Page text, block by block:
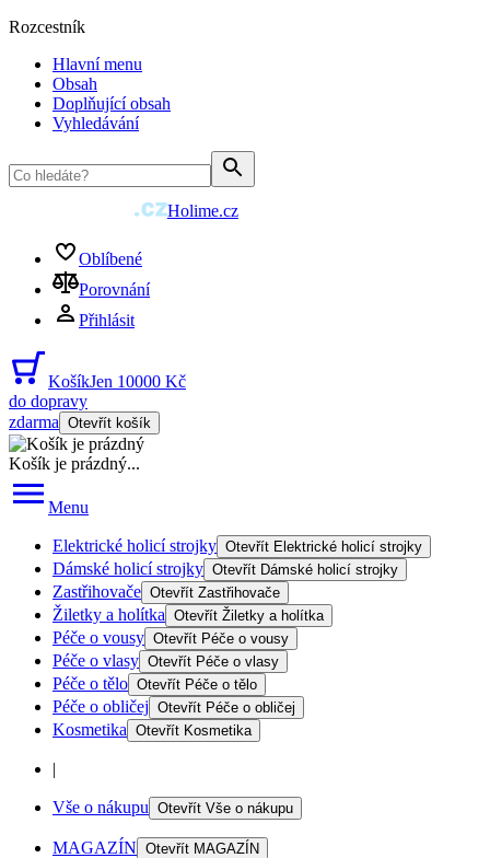
Rozcestník
Hlavní menu
Obsah
Doplňující obsah
Vyhledávání
Holime.cz
Oblíbené
Porovnání
Přihlásit
KošíkJen 10000 Kč
do dopravy
zdarma Otevřít košík
Košík je prázdný...
Menu
Elektrické holicí strojky Otevřít Elektrické holicí strojky
Dámské holicí strojky Otevřít Dámské holicí strojky
Zastřihovače Otevřít Zastřihovače
Žiletky a holítka Otevřít Žiletky a holítka
Péče o vousy Otevřít Péče o vousy
Péče o vlasy Otevřít Péče o vlasy
Péče o tělo Otevřít Péče o tělo
Péče o obličej Otevřít Péče o obličej
Kosmetika Otevřít Kosmetika
|
Vše o nákupu Otevřít Vše o nákupu
MAGAZÍN Otevřít MAGAZÍN